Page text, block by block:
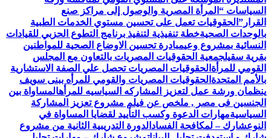
السياسات “المرأة المصرية والوصول إلى مراكز صنع
القرار” الحقوقيات تعمل على تحسين مستوي الخدمات الطبية
بالوحدات الصحيةخطة تنفيذية لتنفيذ برنامج التطوع الحزبي للقيادات
النسائية بمشروع وعيمبادرة تحسين الاوضاع الصحية للمواطنين
بقرية سقيلجمعية الحقوقيات المصريات بالتعاون مع المجلس
القومي للمرأة الحقوقيات المصريات تحصل علي الصفة الاستشارية
بالأمم المتحدة الحقوقيات المصريات والقومي للمرأه ببنى سويف
ينظمان ورشة عمل لتعزيز المشاركه السياسيه للمرأهالمساواة بين
الجنسين فى مصر , ملخص عن فيلم مشروع تعزيز المشاركة
السياسيةمهارات الدعوة وكسب التأييد لقضايا المساواة في
النوعشارك – لمكافحة الفساد الدورة التدريبية الثانية من مشروع